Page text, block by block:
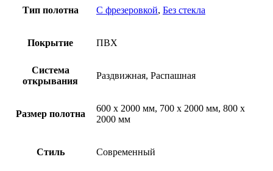
Тип полотна С фрезеровкой, Без стекла
Покрытие ПВХ
Система
открывания
Раздвижная, Распашная
Размер полотна
600 х 2000 мм, 700 х 2000 мм, 800 х
2000 мм
Стиль Современный